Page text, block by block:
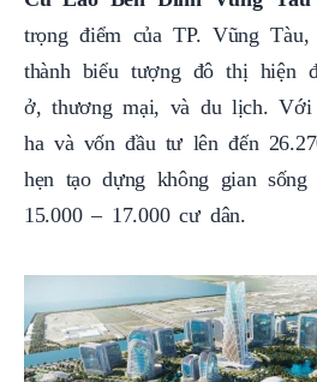
trọng điểm của TP. Vũng
thành biểu tượng đô thị hiện
ở, thương mại, và du lịch. Với
ha và vốn đầu tư lên đến
hẹn tạo dựng không gian sống
15.000 – 17.000 cư dân.